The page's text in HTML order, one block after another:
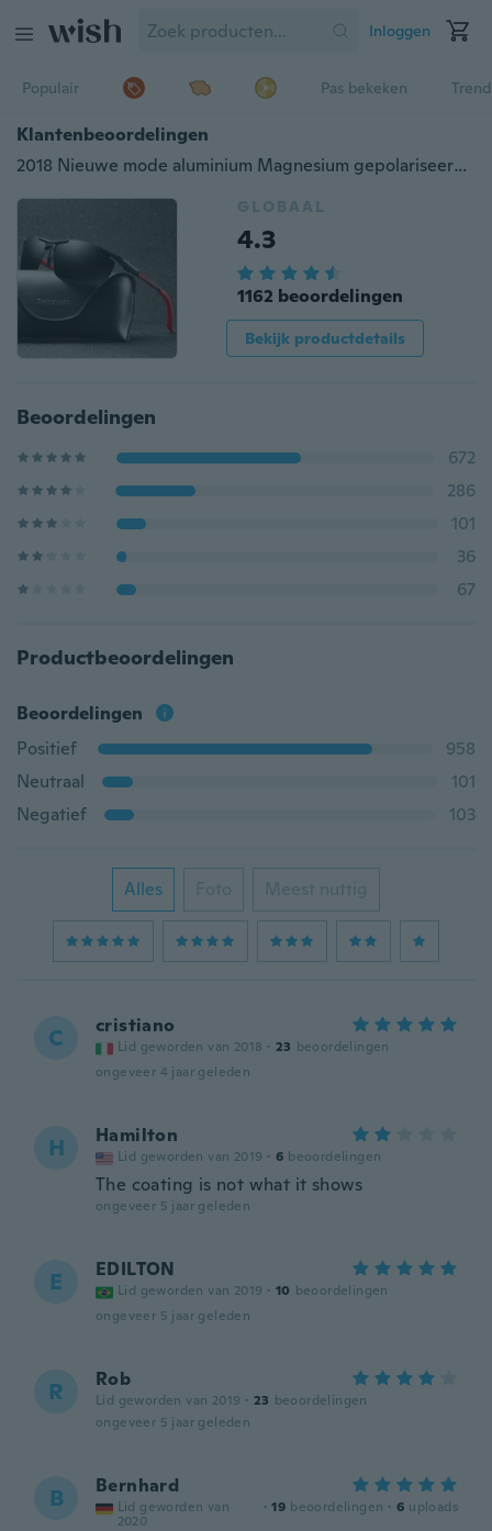
Inloggen
Populair Pas bekeken
Klantenbeoordelingen
2018 Nieuwe mode aluminium Magnesium gepolariseerde zonnebril Sport heren rijden zonnebril Oculos mannelijke brillen Accessoires
GLOBAAL
4.3
1162 beoordelingen
Bekijk productdetails
Beoordelingen
672
286
101
36
67
Productbeoordelingen
Beoordelingen
Positief
958
Neutraal
101
Negatief
103
Alles Foto Meest nuttig
C cristiano
Lid geworden van 2018 · 23 beoordelingen
ongeveer 4 jaar geleden
H Hamilton
Lid geworden van 2019 · 6 beoordelingen
The coating is not what it shows
ongeveer 5 jaar geleden
E EDILTON
Lid geworden van 2019 · 10 beoordelingen
ongeveer 5 jaar geleden
R Rob
Lid geworden van 2019 · 23 beoordelingen
ongeveer 5 jaar geleden
B Bernhard
Lid geworden van
2020
· 19 beoordelingen · 6 uploads